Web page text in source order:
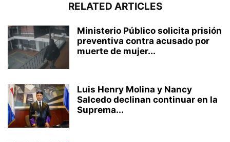
RELATED ARTICLES
Ministerio Público solicita prisión
preventiva contra acusado por
muerte de mujer...
Luis Henry Molina y Nancy
Salcedo declinan continuar en la
Suprema...